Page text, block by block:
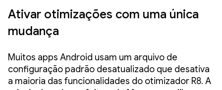
Ativar otimizações com uma única
mudança
Muitos apps Android usam um arquivo de
configuração padrão desatualizado que desativa
a maioria das funcionalidades do otimizador R8. A